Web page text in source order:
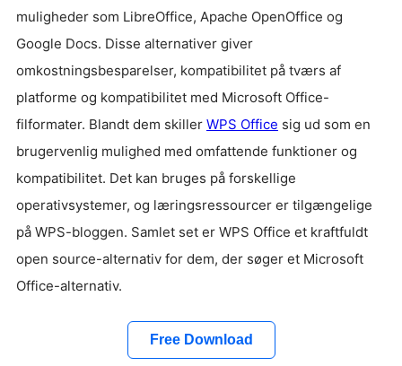
muligheder som LibreOffice, Apache OpenOffice og
Google Docs. Disse alternativer giver
omkostningsbesparelser, kompatibilitet på tværs af
platforme og kompatibilitet med Microsoft Office-
filformater. Blandt dem skiller WPS Office sig ud som en
brugervenlig mulighed med omfattende funktioner og
kompatibilitet. Det kan bruges på forskellige
operativsystemer, og læringsressourcer er tilgængelige
på WPS-bloggen. Samlet set er WPS Office et kraftfuldt
open source-alternativ for dem, der søger et Microsoft
Office-alternativ.
Free Download